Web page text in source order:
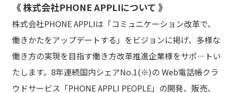
《 株式会社PHONE APPLIについて 》
株式会社PHONE APPLIは「コミュニケーション改革で、
働きかたをアップデートする」をビジョンに掲げ、多様な
働き方の実現を目指す働き方改革推進企業様をサポ―トい
たします。8年連続国内シェアNo.1(※)の Web電話帳クラ
ウドサービス「PHONE APPLI PEOPLE」の開発、販売、